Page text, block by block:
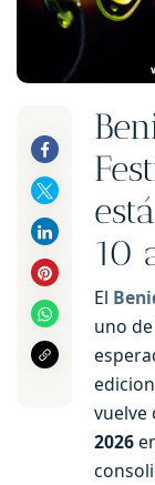
10
El
uno
vuelve
2026